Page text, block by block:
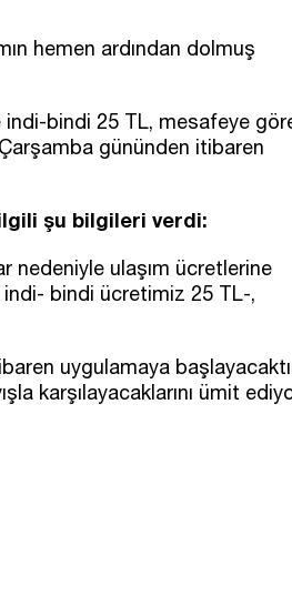
hemen ardından dolmuş
indi-bindi 25 TL, mesafeye
gününden itibaren
şu bilgileri verdi:
nedeniyle ulaşım ücretlerine
bindi ücretimiz 25 TL-,
uygulamaya
karşılayacaklarını ümit